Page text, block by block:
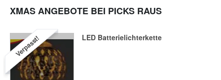
XMAS ANGEBOTE BEI PICKS RAUS
Verpasst! LED Batterielichterkette